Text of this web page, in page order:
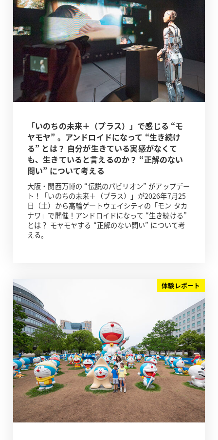
「いのちの未来＋（プラス）」で感じる “モ
ヤモヤ” 。アンドロイドになって “生き続け
る” とは？ 自分が生きている実感がなくて
も、生きていると言えるのか？ “正解のない
問い” について考える
大阪・関西万博の “伝説のパビリオン” がアップデー
ト！「いのちの未来＋（プラス）」が2026年7月25
日（土）から高輪ゲートウェイシティの「モン タカ
ナワ」で開催！アンドロイドになって “生き続ける”
とは？ モヤモヤする “正解のない問い” について考
える。
体験レポート